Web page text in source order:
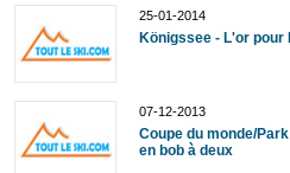
25-01-2014
Königssee - L'or pour
07-12-2013
Coupe du monde/
en bob à deux